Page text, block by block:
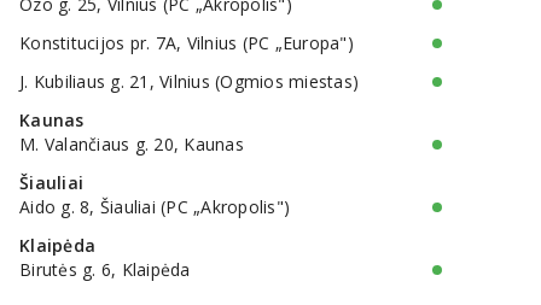
Konstitucijos pr. 7A, Vilnius (PC „Europa")
J. Kubiliaus g. 21, Vilnius (Ogmios miestas)
Kaunas
M. Valančiaus g. 20, Kaunas
Šiauliai
Aido g. 8, Šiauliai (PC „Akropolis")
Klaipėda
Birutės g. 6, Klaipėda